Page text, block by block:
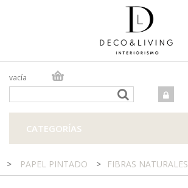
vacía
TIENDA FÍSICA
CATEGORÍAS
> PAPEL PINTADO > FIBRAS NATURALES